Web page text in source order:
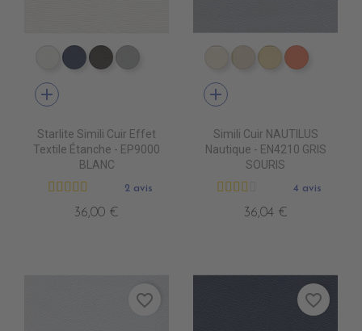
EP9000 BLANC
EP9010 NAVY BLUE
EP9013 CHOCOLAT
add
Starlite Simili Cuir Effet
Textile Étanche - EP9000
BLANC
2 avis
36,00 €
EN4010 IVOIRE
EN4020 BEIGE
EN4040EN4060
add
Simili Cuir NAUTILUS
Nautique - EN4210 GRIS
SOURIS
4 avis
36,04 €
favorite_border favorite_border